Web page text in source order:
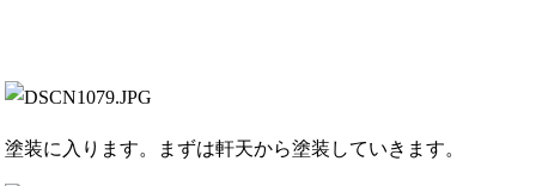
塗装に入ります。まずは軒天から塗装していきます。